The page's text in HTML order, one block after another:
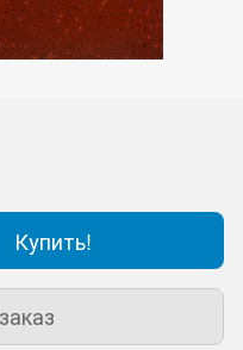
Купить!